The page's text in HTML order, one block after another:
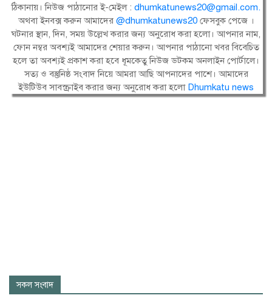
ঠিকানায়। নিউজ পাঠানোর ই-মেইল : dhumkatunews20@gmail.com.
অথবা ইনবক্স করুন আমাদের@dhumkatunews20 ফেসবুক পেজে ।
ঘটনার স্থান, দিন, সময় উল্লেখ করার জন্য অনুরোধ করা হলো। আপনার নাম,
ফোন নম্বর অবশ্যই আমাদের শেয়ার করুন। আপনার পাঠানো খবর বিবেচিত
হলে তা অবশ্যই প্রকাশ করা হবে ধূমকেতু নিউজ ডটকম অনলাইন পোর্টালে।
সত্য ও বস্তুনিষ্ঠ সংবাদ নিয়ে আমরা আছি আপনাদের পাশে। আমাদের
ইউটিউব সাবস্ক্রাইব করার জন্য অনুরোধ করা হলো Dhumkatu news
সকল সংবাদ